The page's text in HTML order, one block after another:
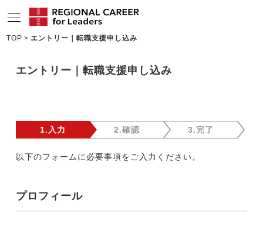
求人情報
企業TOPインタビュー
コンサルタント情報
TOP エントリー｜転職支援申し込み
エントリー｜転職支援申し込み
1.入力 2.確認 3.完了
以下のフォームに必要事項をご入力ください。
プロフィール